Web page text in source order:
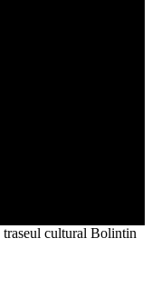
cultural Bolintin